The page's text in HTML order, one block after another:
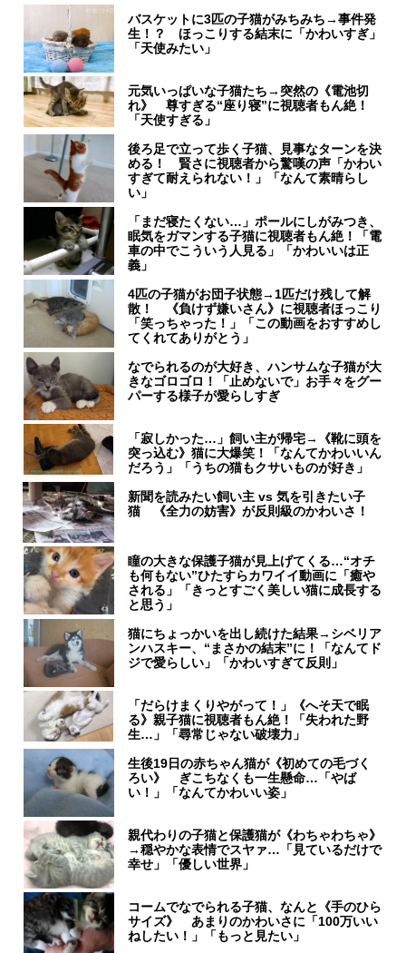
バスケットに3匹の子猫がみちみち→事件発
生！？ ほっこりする結末に「かわいすぎ」
「天使みたい」
元気いっぱいな子猫たち→突然の《電池切
れ》 尊すぎる“座り寝”に視聴者もん絶！
「天使すぎる」
後ろ足で立って歩く子猫、見事なターンを決
める！ 賢さに視聴者から驚嘆の声「かわい
すぎて耐えられない！」「なんて素晴らし
い」
「まだ寝たくない…」ポールにしがみつき、
眠気をガマンする子猫に視聴者もん絶！「電
車の中でこういう人見る」「かわいいは正
義」
4匹の子猫がお団子状態→1匹だけ残して解
散！ 《負けず嫌いさん》に視聴者ほっこり
「笑っちゃった！」「この動画をおすすめし
てくれてありがとう」
なでられるのが大好き、ハンサムな子猫が大
きなゴロゴロ！「止めないで」お手々をグー
パーする様子が愛らしすぎ
「寂しかった…」飼い主が帰宅→《靴に頭を
突っ込む》猫に大爆笑！「なんてかわいいん
だろう」「うちの猫もクサいものが好き」
新聞を読みたい飼い主 vs 気を引きたい子
猫 《全力の妨害》が反則級のかわいさ！
瞳の大きな保護子猫が見上げてくる…“オチ
も何もない”ひたすらカワイイ動画に「癒や
される」「きっとすごく美しい猫に成長する
と思う」
猫にちょっかいを出し続けた結果→シベリア
ンハスキー、“まさかの結末”に！「なんてド
ジで愛らしい」「かわいすぎて反則」
「だらけまくりやがって！」《へそ天で眠
る》親子猫に視聴者もん絶！「失われた野
生…」「尋常じゃない破壊力」
生後19日の赤ちゃん猫が《初めての毛づく
ろい》 ぎこちなくも一生懸命…「やば
い！」「なんてかわいい姿」
親代わりの子猫と保護猫が《わちゃわちゃ》
→穏やかな表情でスヤァ…「見ているだけで
幸せ」「優しい世界」
コームでなでられる子猫、なんと《手のひら
サイズ》 あまりのかわいさに「100万いい
ねしたい！」「もっと見たい」